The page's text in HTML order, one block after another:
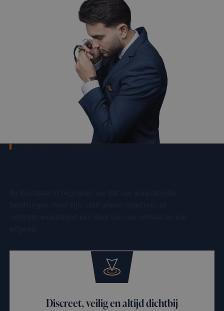
DE BELOFTE VAN KOSTBAAR.NL
Discreet, veilig en altijd dichtbij